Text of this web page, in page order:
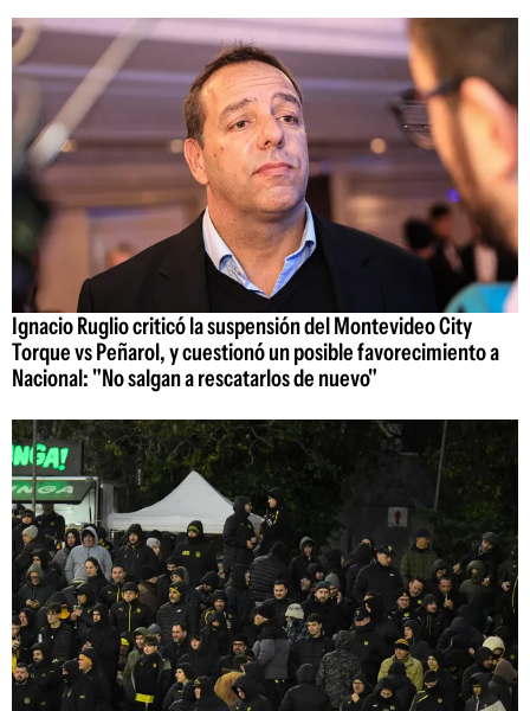
Ignacio Ruglio criticó la suspensión del Montevideo City
Torque vs Peñarol, y cuestionó un posible favorecimiento a
Nacional: "No salgan a rescatarlos de nuevo"